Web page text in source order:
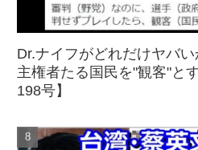
Dr.ナイフがどれだけヤバい
主権者たる国民を"観客"と
198号】